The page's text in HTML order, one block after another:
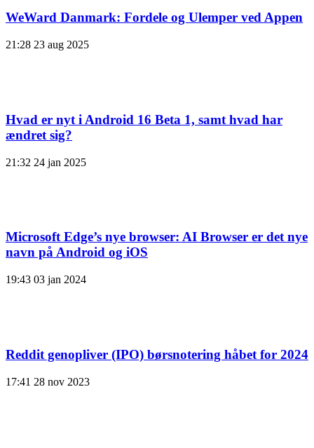
WeWard Danmark: Fordele og Ulemper ved Appen
21:28 23 aug 2025
Hvad er nyt i Android 16 Beta 1, samt hvad har
ændret sig?
21:32 24 jan 2025
Microsoft Edge’s nye browser: AI Browser er det nye
navn på Android og iOS
19:43 03 jan 2024
Reddit genopliver (IPO) børsnotering håbet for 2024
17:41 28 nov 2023